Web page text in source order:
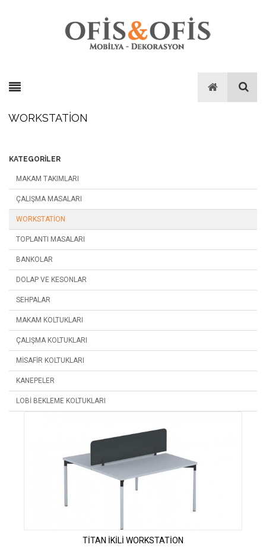
WORKSTATION
KATEGORILER
MAKAM TAKIMLARI
ÇALIŞMA MASALARI
WORKSTATION
TOPLANTI MASALARI
BANKOLAR
DOLAP VE KESONLAR
SEHPALAR
MAKAM KOLTUKLARI
ÇALIŞMA KOLTUKLARI
MISAFIR KOLTUKLARI
KANEPELER
LOBI BEKLEME KOLTUKLARI
TİTAN İKİLİ WORKSTATİON